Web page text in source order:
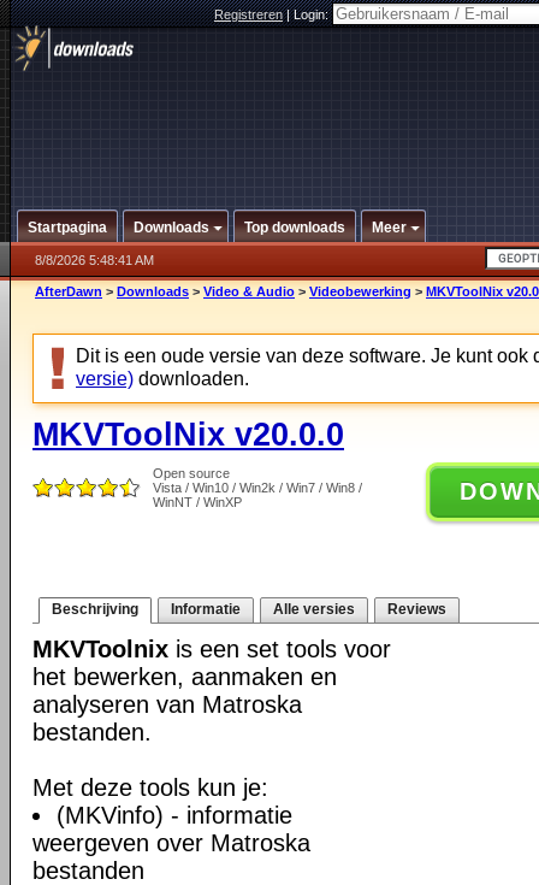
Registreren|Login:
Startpagina Downloads Top downloads Meer
8/8/2026 5:48:41 AM
AfterDawn > Downloads > Video & Audio > Videobewerking > MKVToolNix
Dit is een oude versie van deze software. Je kunt ook
versie) downloaden.
MKVToolNix v20.0.0
Open source
Vista / Win10 / Win2k / Win7 / Win8 /
WinNT / WinXP
Beschrijving Informatie Alle versies Reviews
MKVToolnix is een set tools voor
het bewerken, aanmaken en
analyseren van Matroska
bestanden.
Met deze tools kun je:
(MKVinfo) - informatie
weergeven over Matroska
bestanden